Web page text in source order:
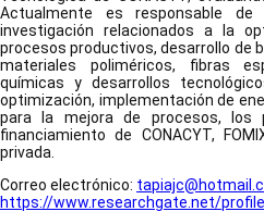
Actualmente es responsable de
investigación relacionados a la
procesos productivos, desarrollo de
materiales poliméricos, fibras
químicas y desarrollos
optimización, implementación de
para la mejora de procesos, los
financiamiento de CONACYT,
privada.
Correo electrónico:
https://www.researchgate.net/